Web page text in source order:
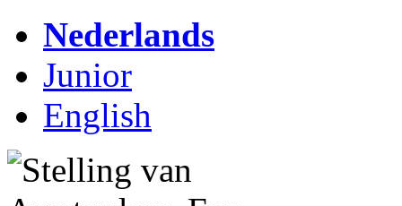
Nederlands
Junior
English